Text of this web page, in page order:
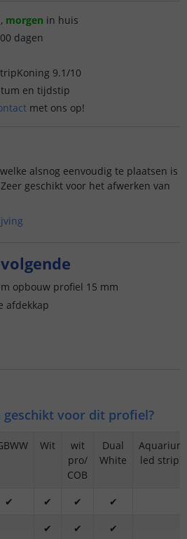
morgen in huis
dagen
9.1/10
en tijdstip
met ons op!
alsnog eenvoudig te plaatsen is
geschikt voor het afwerken van
opbouw profiel 15 mm
afdekkap
voor dit profiel?
Wit
wit
pro/
COB
Dual
White
Aquarium
led strips
✔ ✔ ✔
✔
✔ ✔ ✔